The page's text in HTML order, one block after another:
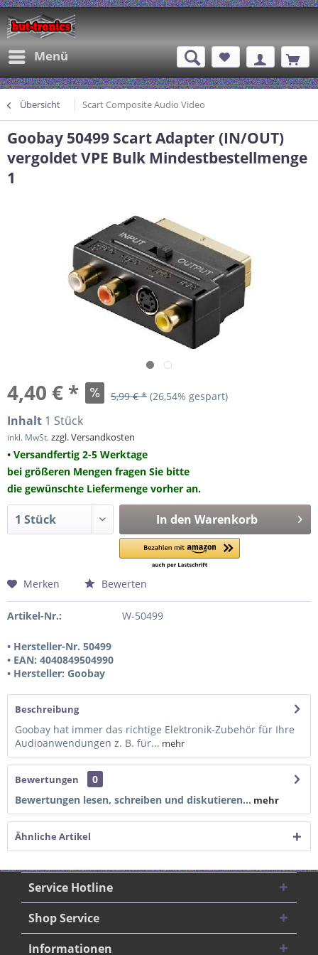
Menü
Übersicht Scart Composite Audio Video
Goobay 50499 Scart Adapter (IN/OUT)
vergoldet VPE Bulk Mindestbestellmenge
1
4,40 € * 5,99 € * (26,54% gespart)
Inhalt 1 Stück
inkl. MwSt.zzgl. Versandkosten
• Versandfertig 2-5 Werktage
bei größeren Mengen fragen Sie bitte
die gewünschte Liefermenge vorher an.
In den Warenkorb
Merken Bewerten
Artikel-Nr.: W-50499
• Hersteller-Nr. 50499
• EAN: 4040849504990
• Hersteller: Goobay
Beschreibung
Goobay hat immer das richtige Elektronik-Zubehör für Ihre
Audioanwendungen z. B. für... mehr
Bewertungen
0
Bewertungen lesen, schreiben und diskutieren... mehr
Ähnliche Artikel
Service Hotline
Shop Service
Informationen